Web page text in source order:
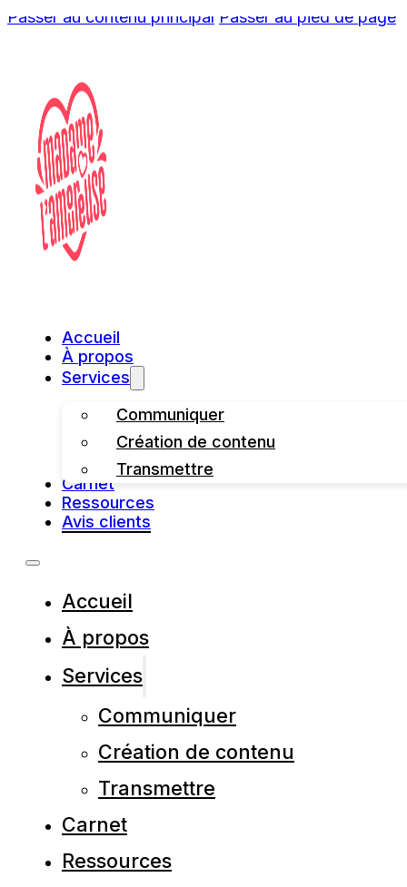
Passer au contenu principal Passer au pied de page
Accueil
À propos
Services
Communiquer
Création de contenu
Transmettre
Carnet
Ressources
Avis clients
Accueil
À propos
Services
Communiquer
Création de contenu
Transmettre
Carnet
Ressources